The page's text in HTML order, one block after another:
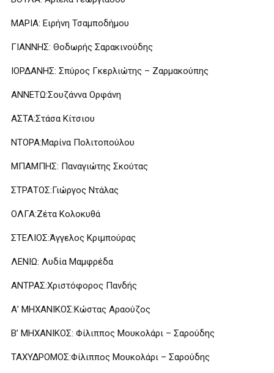
ΜΑΡΙΑ: Ειρήνη Τσαμποδήμου
ΓΙΑΝΝΗΣ: Θοδωρής Σαρακινούδης
ΙΟΡΔΑΝΗΣ: Σπύρος Γκερλιώτης – Ζαρμακούπης
ΑΝΝΕΤΩ:Σουζάννα Ορφάνη
ΑΣΤΑ:Στάσα Κίτσιου
ΝΤΟΡΑ:Μαρίνα Πολιτοπούλου
ΜΠΑΜΠΗΣ: Παναγιώτης Σκούτας
ΣΤΡΑΤΟΣ:Γιώργος Ντάλας
ΟΛΓΑ:Ζέτα Κολοκυθά
ΣΤΕΛΙΟΣ:Άγγελος Κριμπούρας
ΛΕΝΙΩ: Λυδία Μαμφρέδα
ΑΝΤΡΑΣ:Χριστόφορος Πανδής
Α’ ΜΗΧΑΝΙΚΟΣ:Κώστας Αραούζος
Β’ ΜΗΧΑΝΙΚΟΣ: Φίλιππος Μουκολάρι – Σαρούδης
ΤΑΧΥΔΡΟΜΟΣ:Φίλιππος Μουκολάρι – Σαρούδης